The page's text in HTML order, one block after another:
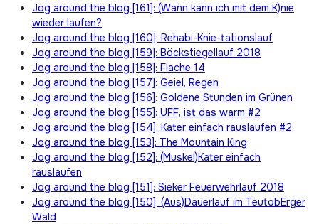
Jog around the blog [161]: (Wann kann ich mit dem K)nie
wieder laufen?
Jog around the blog [160]: Rehabi-Knie-tationslauf
Jog around the blog [159]: Böckstiegellauf 2018
Jog around the blog [158]: Flache 14
Jog around the blog [157]: Geiel, Regen
Jog around the blog [156]: Goldene Stunden im Grünen
Jog around the blog [155]: UFF, ist das warm #2
Jog around the blog [154]: Kater einfach rauslaufen #2
Jog around the blog [153]: The Mountain King
Jog around the blog [152]: (Muskel)Kater einfach
rauslaufen
Jog around the blog [151]: Sieker Feuerwehrlauf 2018
Jog around the blog [150]: (Aus)Dauerlauf im TeutobErger
Wald